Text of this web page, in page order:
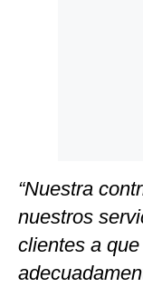
“Nuestra
nuestros
clientes a